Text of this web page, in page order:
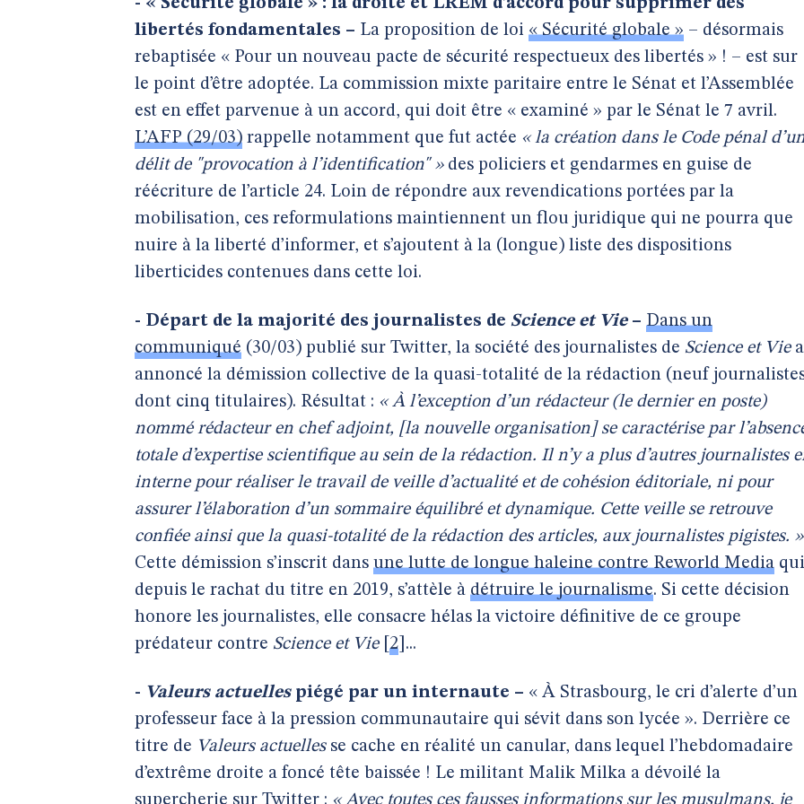
- « Sécurité globale » : la droite et LREM d’accord pour supprimer des
libertés fondamentales – La proposition de loi « Sécurité globale » – désormais
rebaptisée « Pour un nouveau pacte de sécurité respectueux des libertés » ! – est sur
le point d’être adoptée. La commission mixte paritaire entre le Sénat et l’Assemblée
est en effet parvenue à un accord, qui doit être « examiné » par le Sénat le 7 avril.
L’AFP (29/03) rappelle notamment que fut actée « la création dans le Code pénal
délit de "provocation à l’identification" »des policiers et gendarmes en guise de
réécriture de l’article 24. Loin de répondre aux revendications portées par la
mobilisation, ces reformulations maintiennent un flou juridique qui ne pourra que
nuire à la liberté d’informer, et s’ajoutent à la (longue) liste des dispositions
liberticides contenues dans cette loi.
- Départ de la majorité des journalistes de Science et Vie– Dans un
communiqué (30/03) publié sur Twitter, la société des journalistes de Science et Viea
annoncé la démission collective de la quasi-totalité de la rédaction (neuf
dont cinq titulaires). Résultat : « À l’exception d’un rédacteur (le dernier en poste)
nommé rédacteur en chef adjoint, [la nouvelle organisation] se caractérise par
totale d’expertise scientifique au sein de la rédaction. Il n’y a plus d’autres journalistes
interne pour réaliser le travail de veille d’actualité et de cohésion éditoriale, ni pour
assurer l’élaboration d’un sommaire équilibré et dynamique. Cette veille se retrouve
confiée ainsi que la quasi-totalité de la rédaction des articles, aux journalistes pigistes. »
Cette démission s’inscrit dans une lutte de longue haleine contre Reworld Media
depuis le rachat du titre en 2019, s’attèle à détruire le journalisme. Si cette décision
honore les journalistes, elle consacre hélas la victoire définitive de ce groupe
prédateur contre Science et Vie[ 2 ...
- Valeurs actuellespiégé par un internaute – « À Strasbourg, le cri d’alerte d’un
professeur face à la pression communautaire qui sévit dans son lycée ». Derrière ce
titre de Valeurs actuellesse cache en réalité un canular, dans lequel l’hebdomadaire
d’extrême droite a foncé tête baissée ! Le militant Malik Milka a dévoilé la
supercherie sur Twitter : « Avec toutes ces fausses informations sur les musulmans, je